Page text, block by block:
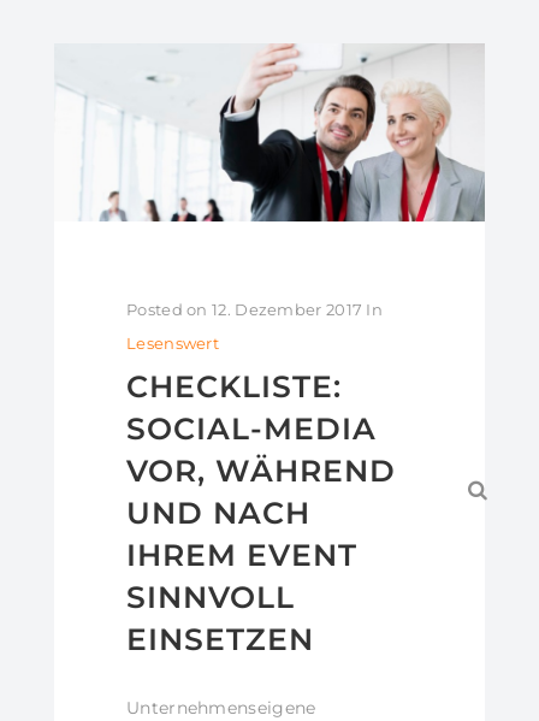
Posted on 12. Dezember 2017 In
Lesenswert
CHECKLISTE:
SOCIAL-MEDIA
VOR, WÄHREND
UND NACH
IHREM EVENT
SINNVOLL
EINSETZEN
Unternehmenseigene